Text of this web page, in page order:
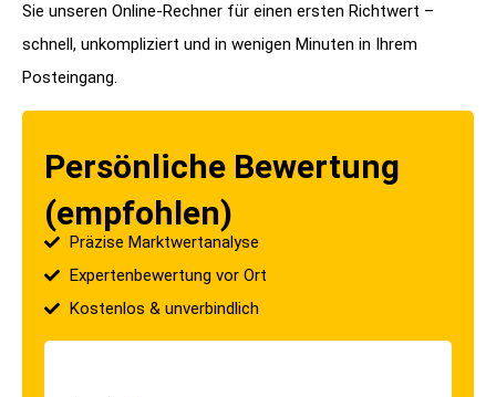
Sie unseren Online-Rechner für einen ersten Richtwert –
schnell, unkompliziert und in wenigen Minuten in Ihrem
Posteingang.
Persönliche Bewertung
(empfohlen)
Präzise Marktwertanalyse
Experten­bewertung vor Ort
Kostenlos & unverbindlich